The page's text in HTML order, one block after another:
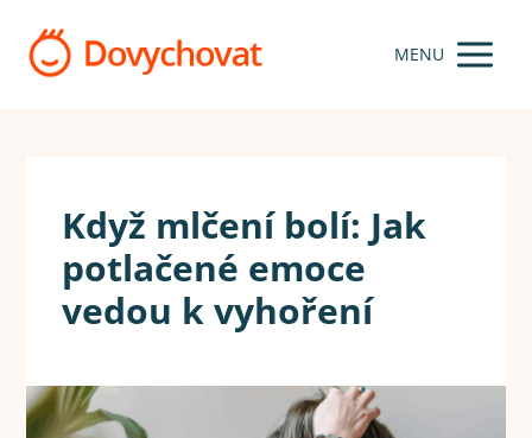
MENU
Když mlčení bolí: Jak
potlačené emoce
vedou k vyhoření